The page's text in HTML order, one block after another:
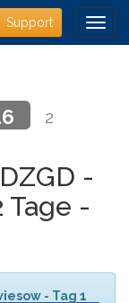
Support
2
-
Tage -
- Tag 1